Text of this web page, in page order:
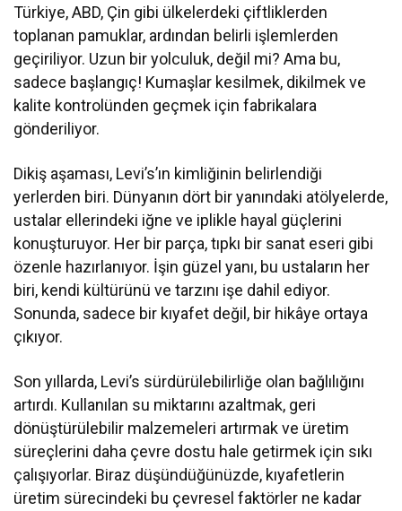
Türkiye, ABD, Çin gibi ülkelerdeki çiftliklerden
toplanan pamuklar, ardından belirli işlemlerden
geçiriliyor. Uzun bir yolculuk, değil mi? Ama bu,
sadece başlangıç! Kumaşlar kesilmek, dikilmek ve
kalite kontrolünden geçmek için fabrikalara
gönderiliyor.
Dikiş aşaması, Levi’s’ın kimliğinin belirlendiği
yerlerden biri. Dünyanın dört bir yanındaki atölyelerde,
ustalar ellerindeki iğne ve iplikle hayal güçlerini
konuşturuyor. Her bir parça, tıpkı bir sanat eseri gibi
özenle hazırlanıyor. İşin güzel yanı, bu ustaların her
biri, kendi kültürünü ve tarzını işe dahil ediyor.
Sonunda, sadece bir kıyafet değil, bir hikâye ortaya
çıkıyor.
Son yıllarda, Levi’s sürdürülebilirliğe olan bağlılığını
artırdı. Kullanılan su miktarını azaltmak, geri
dönüştürülebilir malzemeleri artırmak ve üretim
süreçlerini daha çevre dostu hale getirmek için sıkı
çalışıyorlar. Biraz düşündüğünüzde, kıyafetlerin
üretim sürecindeki bu çevresel faktörler ne kadar